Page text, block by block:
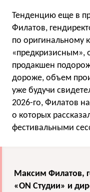
Тенденцию еще в
Филатов,
по оригинальному
«предкризисным»,
продакшен
дороже, объем
уже будучи
2026-го, Филатов
о которых
фестивальными
Максим Филатов,
«ON Студии» и